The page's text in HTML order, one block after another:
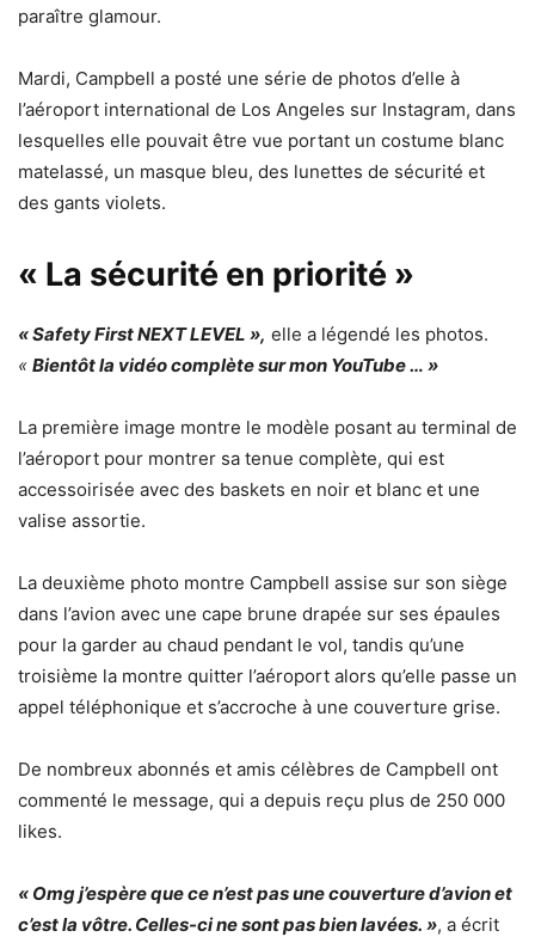
paraître glamour.
Mardi, Campbell a posté une série de photos d’elle à
l’aéroport international de Los Angeles sur Instagram, dans
lesquelles elle pouvait être vue portant un costume blanc
matelassé, un masque bleu, des lunettes de sécurité et
des gants violets.
« La sécurité en priorité »
« Safety First NEXT LEVEL », elle a légendé les photos.
« Bientôt la vidéo complète sur mon YouTube … »
La première image montre le modèle posant au terminal de
l’aéroport pour montrer sa tenue complète, qui est
accessoirisée avec des baskets en noir et blanc et une
valise assortie.
La deuxième photo montre Campbell assise sur son siège
dans l’avion avec une cape brune drapée sur ses épaules
pour la garder au chaud pendant le vol, tandis qu’une
troisième la montre quitter l’aéroport alors qu’elle passe un
appel téléphonique et s’accroche à une couverture grise.
De nombreux abonnés et amis célèbres de Campbell ont
commenté le message, qui a depuis reçu plus de 250 000
likes.
« Omg j’espère que ce n’est pas une couverture d’avion et
c’est la vôtre. Celles-ci ne sont pas bien lavées. », a écrit